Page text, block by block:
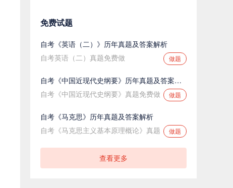
免费试题
自考《英语（二）》历年真题及答案解析
自考英语（二）真题免费做
做题
自考《中国近现代史纲要》历年真题及答案解析
自考《中国近现代史纲要》真题免费做
做题
自考《马克思》历年真题及答案解析
自考《马克思主义基本原理概论》真题
做题
查看更多